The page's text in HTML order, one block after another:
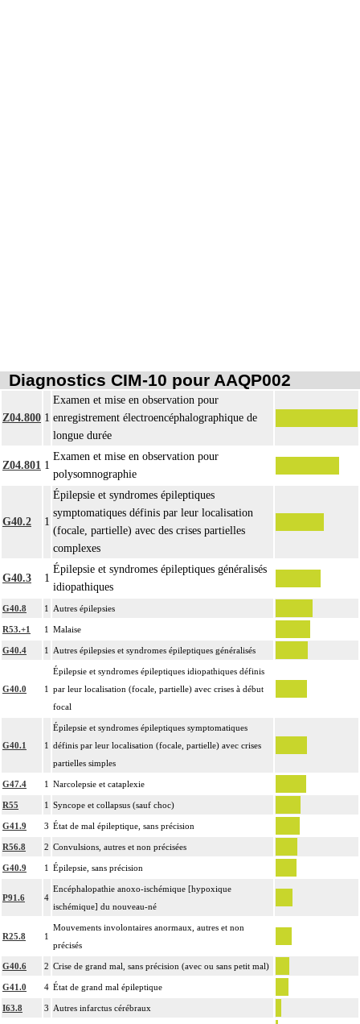
Diagnostics CIM-10 pour AAQP002
Z04.800 1
Examen et mise en observation pour
enregistrement électroencéphalographique de
longue durée
Z04.801 1
Examen et mise en observation pour
polysomnographie
G40.2 1
Épilepsie et syndromes épileptiques
symptomatiques définis par leur localisation
(focale, partielle) avec des crises partielles
complexes
G40.3 1
Épilepsie et syndromes épileptiques généralisés
idiopathiques
G40.8 1 Autres épilepsies
R53.+1 1 Malaise
G40.4 1 Autres épilepsies et syndromes épileptiques généralisés
G40.0 1
Épilepsie et syndromes épileptiques idiopathiques définis
par leur localisation (focale, partielle) avec crises à début
focal
G40.1 1
Épilepsie et syndromes épileptiques symptomatiques
définis par leur localisation (focale, partielle) avec crises
partielles simples
G47.4 1 Narcolepsie et cataplexie
R55 1 Syncope et collapsus (sauf choc)
G41.9 3 État de mal épileptique, sans précision
R56.8 2 Convulsions, autres et non précisées
G40.9 1 Épilepsie, sans précision
P91.6 4
Encéphalopathie anoxo-ischémique [hypoxique
ischémique] du nouveau-né
R25.8 1
Mouvements involontaires anormaux, autres et non
précisés
G40.6 2 Crise de grand mal, sans précision (avec ou sans petit mal)
G41.0 4 État de grand mal épileptique
I63.8 3 Autres infarctus cérébraux